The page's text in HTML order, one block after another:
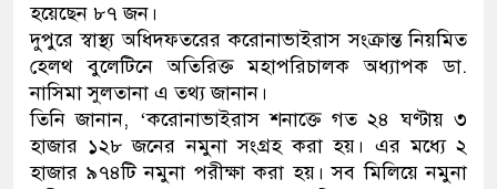
থানা পুলিশ
হয়েছেন ৮৭ জন।
দুপুরে স্বাস্থ্য অধিদফতরের করোনাভাইরাস সংক্রান্ত নিয়মিত
হেলথ বুলেটিনে অতিরিক্ত মহাপরিচালক অধ্যাপক ডা.
নাসিমা সুলতানা এ তথ্য জানান।
তিনি জানান, ‘করোনাভাইরাস শনাক্তে গত ২৪ ঘণ্টায় ৩
হাজার ১২৮ জনের নমুনা সংগ্রহ করা হয়। এর মধ্যে ২
হাজার ৯৭৪টি নমুনা পরীক্ষা করা হয়। সব মিলিয়ে নমুনা